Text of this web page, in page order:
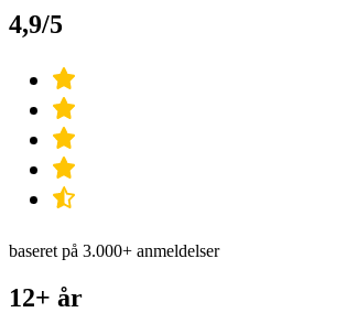
4,9/5
baseret på 3.000+ anmeldelser
12+ år